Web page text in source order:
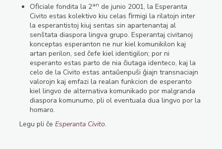
Oﬁciale fondita la 2an de junio 2001, la Esperanta
Civito estas kolektivo kiu celas ﬁrmigi la rilatojn inter
la esperantistoj kiuj sentas sin apartenantaj al
senŝtata diaspora lingva grupo. Esperantaj civitanoj
konceptas esperanton ne nur kiel komunikilon kaj
artan perilon, sed ĉefe kiel identigilon; por ni
esperanto estas parto de nia ĉiutaga identeco, kaj la
celo de la Civito estas antaŭenpuŝi ĝiajn transnaciajn
valorojn kaj emfazi la realan funkcion de esperanto
kiel lingvo de alternativa komunikado por malgranda
diaspora komunumo, pli ol eventuala dua lingvo por la
homaro.
Legu pli ĉe Esperanta Civito.